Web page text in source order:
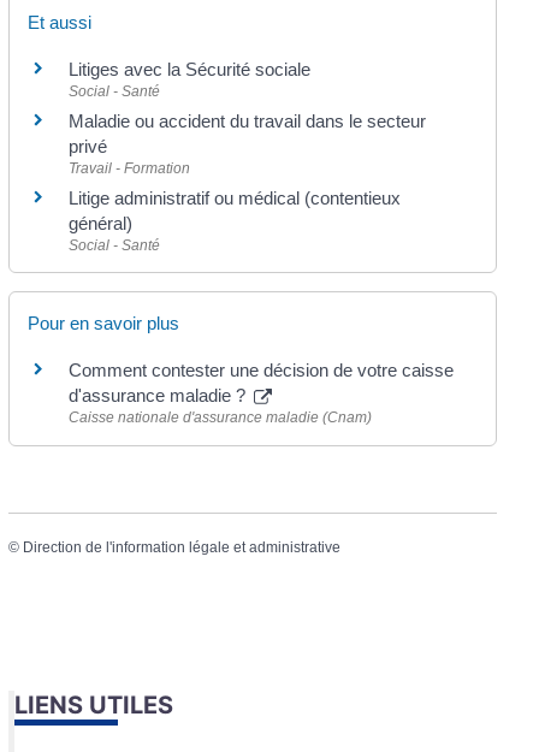
Et aussi
Litiges avec la Sécurité sociale
Social - Santé
Maladie ou accident du travail dans le secteur
privé
Travail - Formation
Litige administratif ou médical (contentieux
général)
Social - Santé
Pour en savoir plus
Comment contester une décision de votre caisse
d'assurance maladie ?
Caisse nationale d'assurance maladie (Cnam)
© Direction de l'information légale et administrative
LIENS UTILES